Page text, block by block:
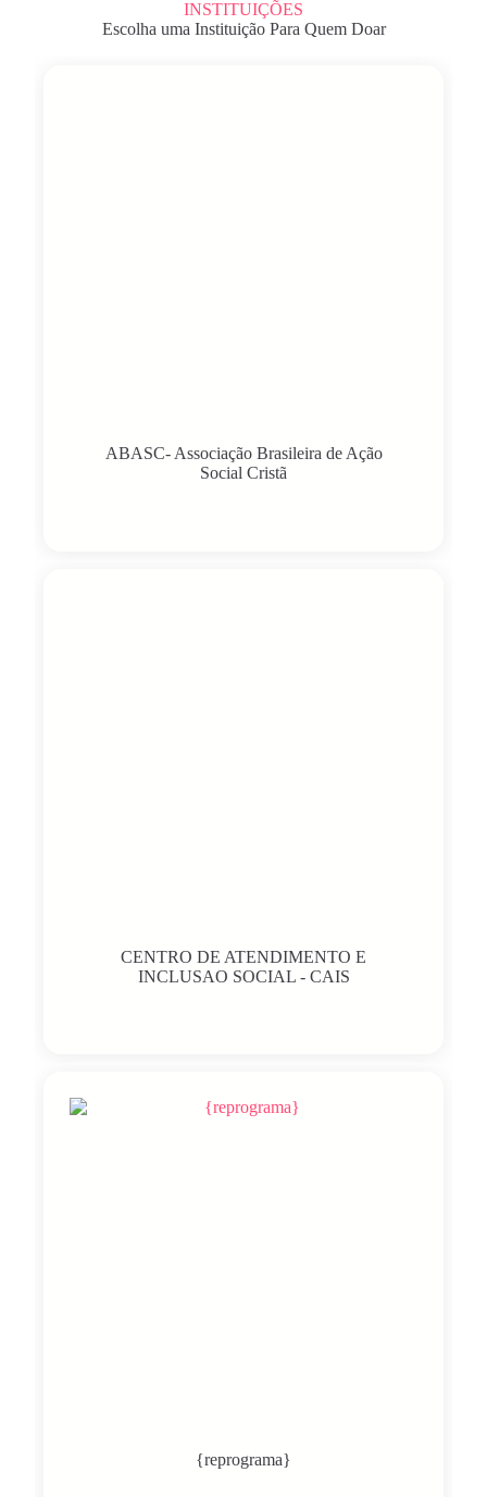
INSTITUIÇÕES
Escolha uma Instituição Para Quem Doar
ABASC- Associação Brasileira de Ação
Social Cristã
CENTRO DE ATENDIMENTO E
INCLUSAO SOCIAL - CAIS
{reprograma}